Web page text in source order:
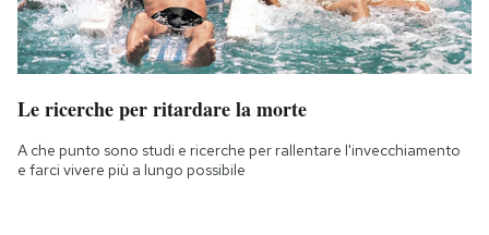
Le ricerche per ritardare la morte
A che punto sono studi e ricerche per rallentare l'invecchiamento
e farci vivere più a lungo possibile